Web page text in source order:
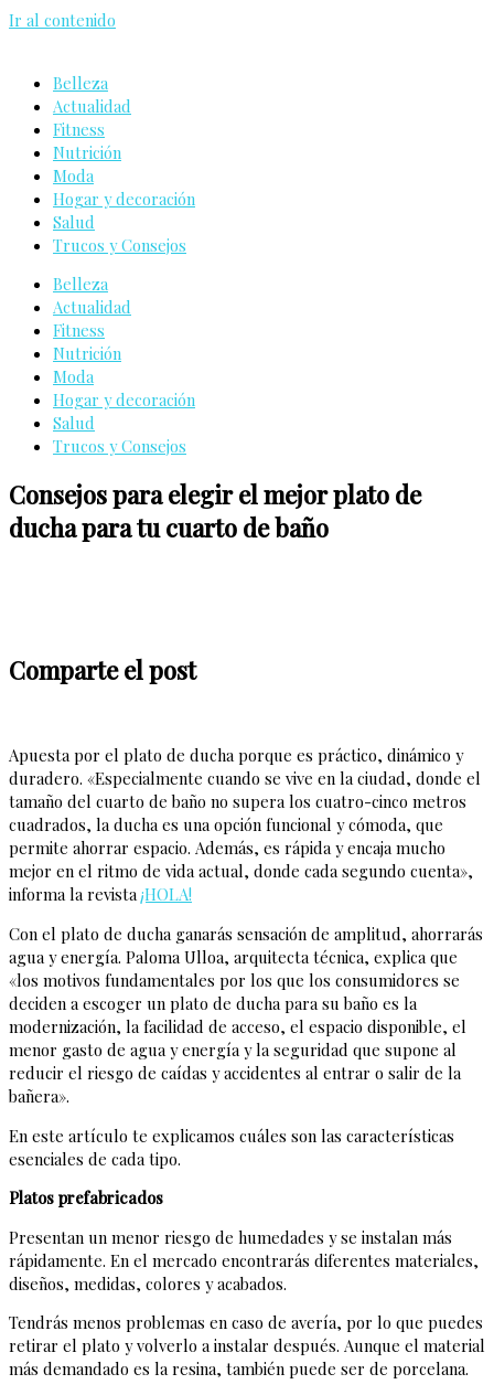
Ir al contenido
Belleza
Actualidad
Fitness
Nutrición
Moda
Hogar y decoración
Salud
Trucos y Consejos
Belleza
Actualidad
Fitness
Nutrición
Moda
Hogar y decoración
Salud
Trucos y Consejos
Consejos para elegir el mejor plato de
ducha para tu cuarto de baño
Comparte el post
Apuesta por el plato de ducha porque es práctico, dinámico y
duradero. «Especialmente cuando se vive en la ciudad, donde el
tamaño del cuarto de baño no supera los cuatro-cinco metros
cuadrados, la ducha es una opción funcional y cómoda, que
permite ahorrar espacio. Además, es rápida y encaja mucho
mejor en el ritmo de vida actual, donde cada segundo cuenta»,
informa la revista¡HOLA!
Con el plato de ducha ganarás sensación de amplitud, ahorrarás
agua y energía. Paloma Ulloa, arquitecta técnica, explica que
«los motivos fundamentales por los que los consumidores se
deciden a escoger un plato de ducha para su baño es la
modernización, la facilidad de acceso, el espacio disponible, el
menor gasto de agua y energía y la seguridad que supone al
reducir el riesgo de caídas y accidentes al entrar o salir de la
bañera».
En este artículo te explicamos cuáles son las características
esenciales de cada tipo.
Platos prefabricados
Presentan un menor riesgo de humedades y se instalan más
rápidamente. En el mercado encontrarás diferentes materiales,
diseños, medidas, colores y acabados.
Tendrás menos problemas en caso de avería, por lo que puedes
retirar el plato y volverlo a instalar después. Aunque el material
más demandado es la resina, también puede ser de porcelana.